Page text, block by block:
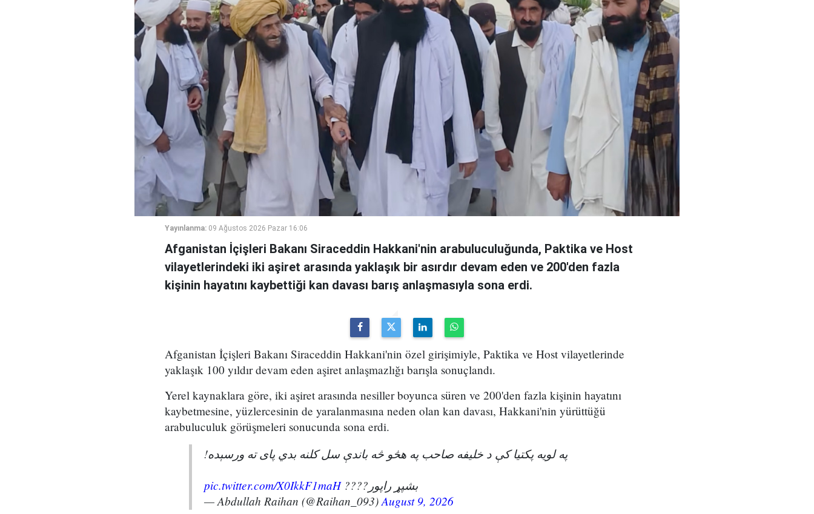
Yayınlanma: 09 Ağustos 2026 Pazar 16:06
Afganistan İçişleri Bakanı Siraceddin Hakkani'nin arabuluculuğunda, Paktika ve Host
vilayetlerindeki iki aşiret arasında yaklaşık bir asırdır devam eden ve 200'den fazla
kişinin hayatını kaybettiği kan davası barış anlaşmasıyla sona erdi.
Afganistan İçişleri Bakanı Siraceddin Hakkani'nin özel girişimiyle, Paktika ve Host vilayetlerinde
yaklaşık 100 yıldır devam eden aşiret anlaşmazlığı barışla sonuçlandı.
Yerel kaynaklara göre, iki aşiret arasında nesiller boyunca süren ve 200'den fazla kişinin hayatını
kaybetmesine, yüzlercesinin de yaralanmasına neden olan kan davası, Hakkani'nin yürüttüğü
arabuluculuk görüşmeleri sonucunda sona erdi.
په لویه پکتیا کې د خلیفه صاحب په هڅو څه باندې سل کلنه بدي پای ته ورسېده!
بشپړ راپور????pic.twitter.com/X0IkkF1maH
— Abdullah Raihan (@Raihan_093)August 9, 2026